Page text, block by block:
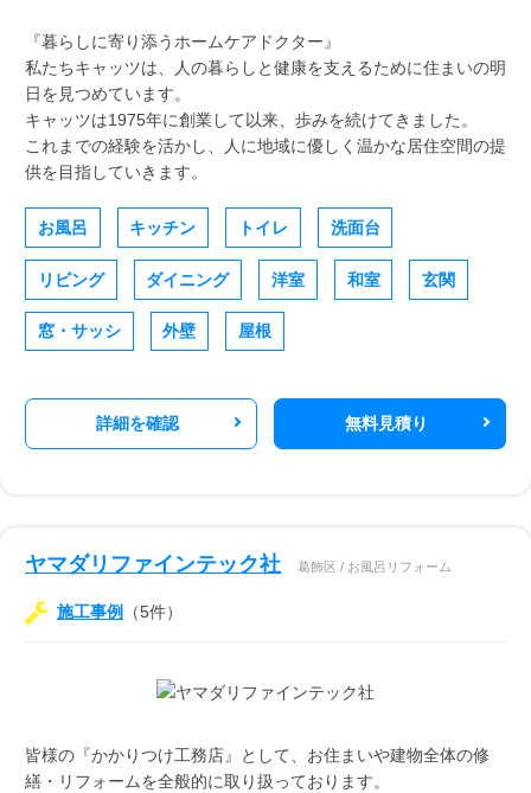
『暮らしに寄り添うホームケアドクター』
私たちキャッツは、人の暮らしと健康を支えるために住まいの明
日を見つめています。
キャッツは1975年に創業して以来、歩みを続けてきました。
これまでの経験を活かし、人に地域に優しく温かな居住空間の提
供を目指していきます。
お風呂 キッチン トイレ 洗面台
リビング ダイニング 洋室 和室 玄関
窓・サッシ 外壁 屋根
詳細を確認 無料見積り
ヤマダリファインテック社 葛飾区 / お風呂リフォーム
施工事例 （5件）
皆様の『かかりつけ工務店』として、お住まいや建物全体の修
繕・リフォームを全般的に取り扱っております。